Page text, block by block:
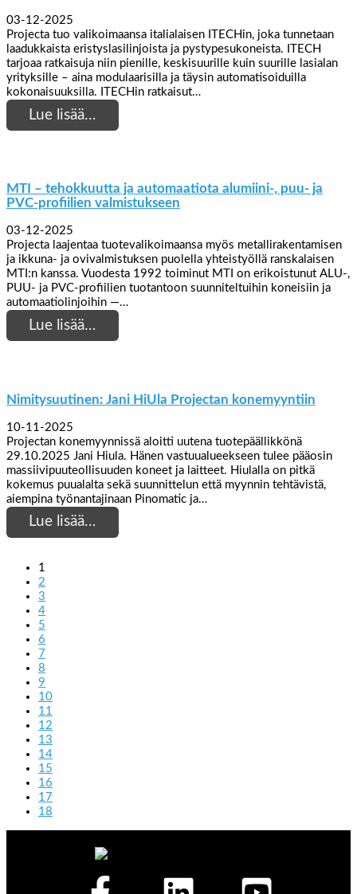
03-12-2025
Projecta tuo valikoimaansa italialaisen ITECHin, joka tunnetaan
laadukkaista eristyslasilinjoista ja pystypesukoneista. ITECH
tarjoaa ratkaisuja niin pienille, keskisuurille kuin suurille lasialan
yrityksille – aina modulaarisilla ja täysin automatisoiduilla
kokonaisuuksilla. ITECHin ratkaisut…
Lue lisää…
MTI – tehokkuutta ja automaatiota alumiini-, puu- ja
PVC-profiilien valmistukseen
03-12-2025
Projecta laajentaa tuotevalikoimaansa myös metallirakentamisen
ja ikkuna- ja ovivalmistuksen puolella yhteistyöllä ranskalaisen
MTI:n kanssa. Vuodesta 1992 toiminut MTI on erikoistunut ALU-,
PUU- ja PVC-profiilien tuotantoon suunniteltuihin koneisiin ja
automaatiolinjoihin —…
Lue lisää…
Nimitysuutinen: Jani HiUla Projectan konemyyntiin
10-11-2025
Projectan konemyynnissä aloitti uutena tuotepäällikkönä
29.10.2025 Jani Hiula. Hänen vastuualueekseen tulee pääosin
massiivipuuteollisuuden koneet ja laitteet. Hiulalla on pitkä
kokemus puualalta sekä suunnittelun että myynnin tehtävistä,
aiempina työnantajinaan Pinomatic ja…
Lue lisää…
1
2
3
4
5
6
7
8
9
10
11
12
13
14
15
16
17
18